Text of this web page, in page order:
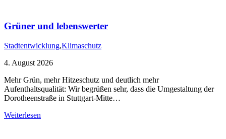
Grüner und lebenswerter
Stadtentwicklung,Klimaschutz
4. August 2026
Mehr Grün, mehr Hitzeschutz und deutlich mehr
Aufenthaltsqualität: Wir begrüßen sehr, dass die Umgestaltung der
Dorotheenstraße in Stuttgart-Mitte…
Weiterlesen